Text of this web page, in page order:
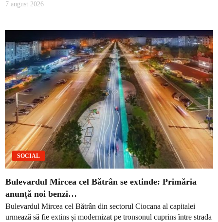
7 august 2026
SOCIAL
Bulevardul Mircea cel Bătrân se extinde: Primăria
anunță noi benzi…
Bulevardul Mircea cel Bătrân din sectorul Ciocana al capitalei
urmează să fie extins și modernizat pe tronsonul cuprins între strada